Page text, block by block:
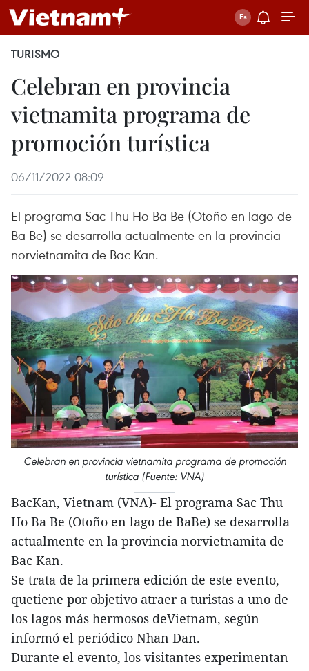
TURISMO
Celebran en provincia
vietnamita programa de
promoción turística
06/11/2022 08:09
El programa Sac Thu Ho Ba Be (Otoño en lago de
Ba Be) se desarrolla actualmente en la provincia
norvietnamita de Bac Kan.
Celebran en provincia vietnamita programa de promoción
turística (Fuente: VNA)
BacKan, Vietnam (VNA)- El programa Sac Thu
Ho Ba Be (Otoño en lago de BaBe) se desarrolla
actualmente en la provincia norvietnamita de
Bac Kan.
Se trata de la primera edición de este evento,
quetiene por objetivo atraer a turistas a uno de
los lagos más hermosos deVietnam, según
informó el periódico Nhan Dan.
Durante el evento, los visitantes experimentan